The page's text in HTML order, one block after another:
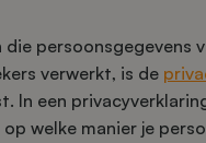
die persoonsgegevens
verwerkt, is de
In een
welke manier je